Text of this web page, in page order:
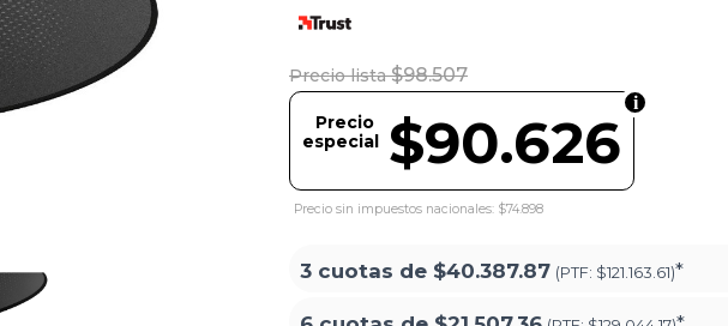
Precio lista $98.507
$90.626
Precio
especial
Precio sin impuestos nacionales: $74.898
3 cuotas de $40.387.87 (PTF: $121.163.61)*